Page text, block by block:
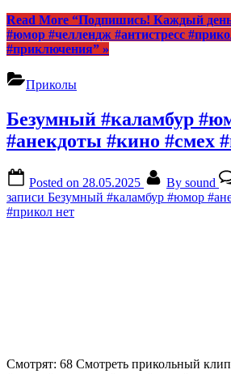
Read More “Подпишись! Каждый
#юмор #челлендж #антистресс
#приключения” »
Приколы
Безумный #каламбур
#анекдоты #кино #смех
Posted on 28.05.2025 By sound
записи Безумный #каламбур #юмор
#прикол нет
Смотрят: 68 Смотреть прикольный